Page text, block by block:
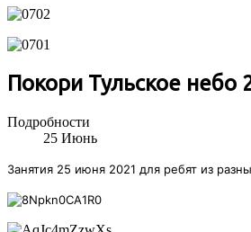
Покори Тульское небо
Подробности
25 Июнь
Занятия 25 июня 2021 для ребят из